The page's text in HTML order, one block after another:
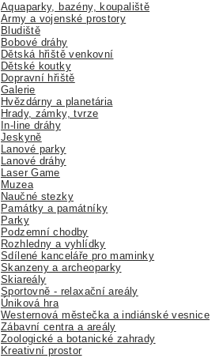
Aquaparky, bazény, koupaliště
Army a vojenské prostory
Bludiště
Bobové dráhy
Dětská hřiště venkovní
Dětské koutky
Dopravní hřiště
Galerie
Hvězdárny a planetária
Hrady, zámky, tvrze
In-line dráhy
Jeskyně
Lanové parky
Lanové dráhy
Laser Game
Muzea
Naučné stezky
Památky a památníky
Parky
Podzemní chodby
Rozhledny a vyhlídky
Sdílené kanceláře pro maminky
Skanzeny a archeoparky
Skiareály
Sportovně - relaxační areály
Úniková hra
Westernová městečka a indiánské vesnice
Zábavní centra a areály
Zoologické a botanické zahrady
Kreativní prostor